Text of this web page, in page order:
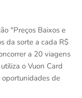
"Preços Baixos e
da sorte a cada R$
a 20 viagens
o Vuon Card
de